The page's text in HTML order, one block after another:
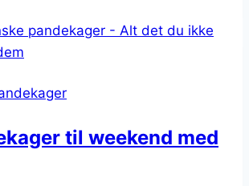
og
flødeskum
til weekend med